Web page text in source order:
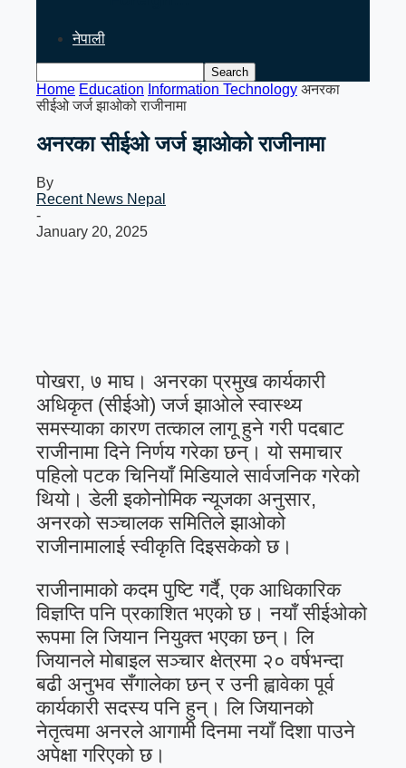
नेपाली
Home Education Information Technology अनरका
सीईओ जर्ज झाओको राजीनामा
अनरका सीईओ जर्ज झाओको राजीनामा
By
Recent News Nepal
-
January 20, 2025
पोखरा, ७ माघ। अनरका प्रमुख कार्यकारी
अधिकृत (सीईओ) जर्ज झाओले स्वास्थ्य
समस्याका कारण तत्काल लागू हुने गरी पदबाट
राजीनामा दिने निर्णय गरेका छन्। यो समाचार
पहिलो पटक चिनियाँ मिडियाले सार्वजनिक गरेको
थियो। डेली इकोनोमिक न्यूजका अनुसार,
अनरको सञ्चालक समितिले झाओको
राजीनामालाई स्वीकृति दिइसकेको छ।
राजीनामाको कदम पुष्टि गर्दै, एक आधिकारिक
विज्ञप्ति पनि प्रकाशित भएको छ। नयाँ सीईओको
रूपमा लि जियान नियुक्त भएका छन्। लि
जियानले मोबाइल सञ्चार क्षेत्रमा २० वर्षभन्दा
बढी अनुभव सँगालेका छन् र उनी ह्वावेका पूर्व
कार्यकारी सदस्य पनि हुन्। लि जियानको
नेतृत्वमा अनरले आगामी दिनमा नयाँ दिशा पाउने
अपेक्षा गरिएको छ।